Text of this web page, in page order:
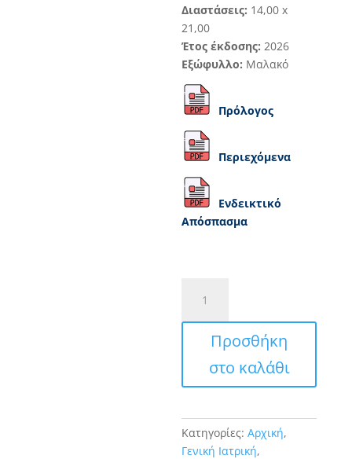
Διαστάσεις: 14,00 x
21,00
Έτος έκδοσης:2026
Εξώφυλλο: Μαλακό
Πρόλογος
Περιεχόμενα
Ενδεικτικό
Απόσπασμα
Διαχείρισης
Ασθενών
Φροντίδα
Προσθήκη
στο καλάθι
Κατηγορίες:Αρχική,
Γενική Ιατρική,